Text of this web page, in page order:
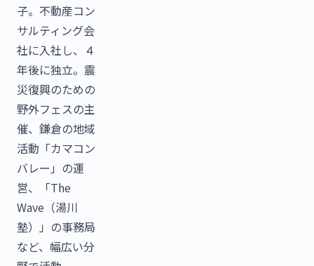
子。不動産コン
サルティング会
社に入社し、４
年後に独立。震
災復興のための
野外フェスの主
催、鎌倉の地域
活動「カマコン
バレー」の運
営、「The
Wave（湯川
塾）」の事務局
など、幅広い分